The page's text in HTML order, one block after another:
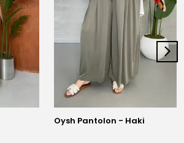
Oysh Pantolon - Haki